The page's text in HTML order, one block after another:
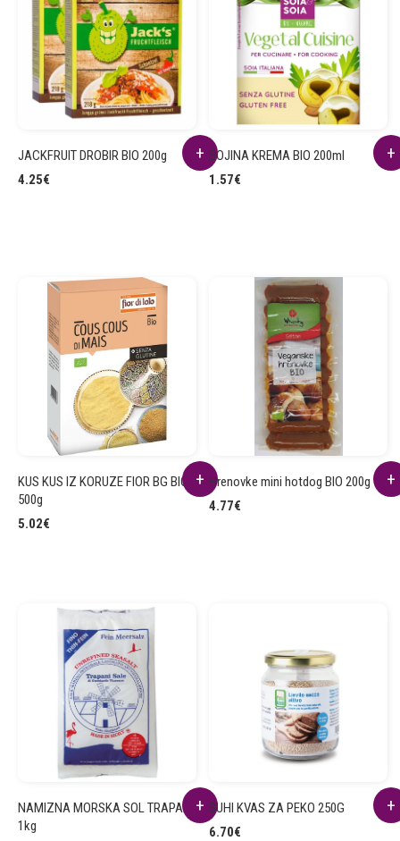
JACKFRUIT DROBIR BIO 200g
4.25€
SOJINA KREMA BIO 200ml
1.57€
KUS KUS IZ KORUZE FIOR BG BIO
500g
5.02€
Hrenovke mini hotdog BIO 200g
4.77€
NAMIZNA MORSKA SOL TRAPANI
1kg
SUHI KVAS ZA PEKO 250G
6.70€